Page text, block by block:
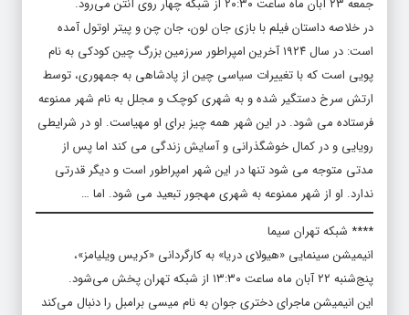
در خلاصه داستان فیلم با بازی جان لون، جان چن و پیتر اوتول آمده
است: در سال ۱۹۲۴ آخرین امپراطور سرزمین بزرگ چین کودکی به نام
پویی است که با تغییرات سیاسی چین از پادشاهی به جمهوری، توسط
ارتش سرخ دستگیر شده و به شهری کوچک و مجلل به نام شهر ممنوعه
فرستاده می شود. در این شهر همه چیز برای او مهیاست. او در شرایطی
رویایی و در کمال خوشگذرانی و آسایش زندگی می کند اما پس از
مدتی متوجه می شود تنها در این شهر امپراطور است و دیگر قدرتی
ندارد. او از شهر ممنوعه به شهری مهجور تبعید می شود. اما …
**** شبکه تهران سیما
انیمیشن سینمایی «هیولای دریا» به کارگردانی «کریس ویلیامز»،
پنج‌شنبه ۲۲ آبان ماه ساعت ۱۳:۳۰ از شبکه تهران پخش می‌شود.
این انیمیشن ماجرای دختری جوان به‌ نام میسی برامبل را دنبال می‌کند